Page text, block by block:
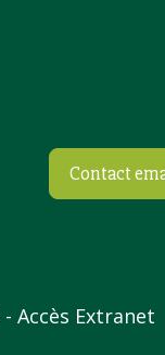
Contact
Accès Extranet